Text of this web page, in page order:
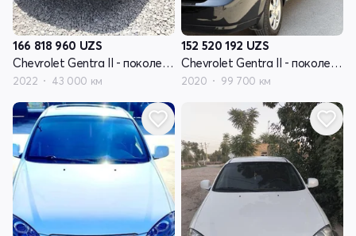
166 818 960 UZS
Chevrolet Gentra II - поколение
2022 43 000 км
152 520 192 UZS
Chevrolet Gentra II - поколение
2020 99 700 км